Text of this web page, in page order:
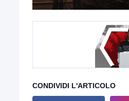
CONDIVIDI L'ARTICOLO